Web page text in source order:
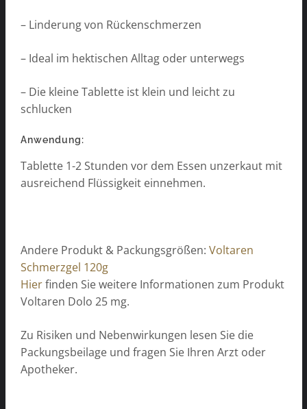
– Linderung von Rückenschmerzen
– Ideal im hektischen Alltag oder unterwegs
– Die kleine Tablette ist klein und leicht zu
schlucken
Anwendung:
Tablette 1-2 Stunden vor dem Essen unzerkaut mit
ausreichend Flüssigkeit einnehmen.
Andere Produkt & Packungsgrößen: Voltaren
Schmerzgel 120g
Hierfinden Sie weitere Informationen zum Produkt
Voltaren Dolo 25 mg.
Zu Risiken und Nebenwirkungen lesen Sie die
Packungsbeilage und fragen Sie Ihren Arzt oder
Apotheker.